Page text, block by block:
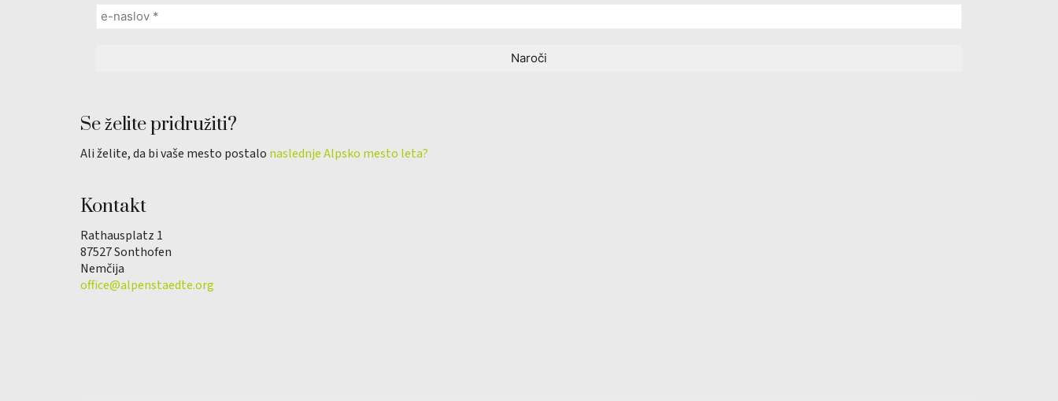
Se želite pridružiti?
Ali želite, da bi vaše mesto postalo naslednje Alpsko mesto leta?
Kontakt
Rathausplatz 1
87527 Sonthofen
Nemčija
office@alpenstaedte.org